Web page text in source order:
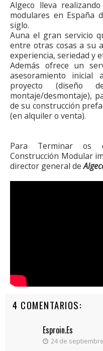
Algeco lleva
modulares en España
siglo.
Auna el gran servicio
entre otras cosas a su
experiencia, seriedad y
Además ofrece un
asesoramiento inicial
proyecto (diseño
montaje/desmontaje),
de su construcción
(en alquiler o venta).
Para Terminar os
Construcción Modular
director general de
4 COMENTARIOS:
Esproin.es
24 de